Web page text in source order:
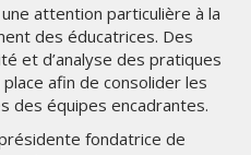
attention particulière à la
des éducatrices. Des
et d’analyse des pratiques
afin de consolider les
des équipes encadrantes.
fondatrice de